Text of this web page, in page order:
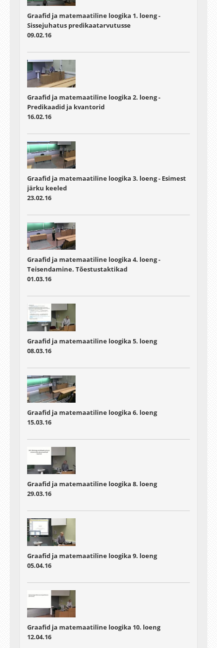
Graafid ja matemaatiline loogika 1. loeng -
Sissejuhatus predikaatarvutusse
09.02.16
Graafid ja matemaatiline loogika 2. loeng -
Predikaadid ja kvantorid
16.02.16
Graafid ja matemaatiline loogika 3. loeng - Esimest
järku keeled
23.02.16
Graafid ja matemaatiline loogika 4. loeng -
Teisendamine. Tõestustaktikad
01.03.16
Graafid ja matemaatiline loogika 5. loeng
08.03.16
Graafid ja matemaatiline loogika 6. loeng
15.03.16
Graafid ja matemaatiline loogika 8. loeng
29.03.16
Graafid ja matemaatiline loogika 9. loeng
05.04.16
Graafid ja matemaatiline loogika 10. loeng
12.04.16